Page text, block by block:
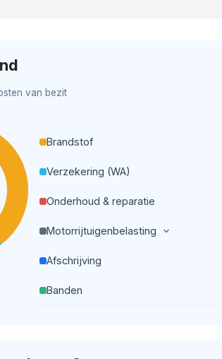
van bezit
Brandstof
Verzekering (WA)
Onderhoud & reparatie
Motorrijtuigenbelasting
Afschrijving
Banden